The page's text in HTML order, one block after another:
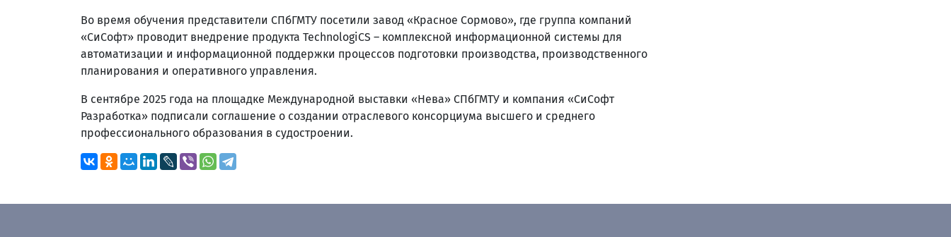
Во время обучения представители СПбГМТУ посетили завод «Красное Сормово», где группа компаний
«СиСофт» проводит внедрение продукта TechnologiCS – комплексной информационной системы для
автоматизации и информационной поддержки процессов подготовки производства, производственного
планирования и оперативного управления.
В сентябре 2025 года на площадке Международной выставки «Нева» СПбГМТУ и компания «СиСофт
Разработка» подписали соглашение о создании отраслевого консорциума высшего и среднего
профессионального образования в судостроении.